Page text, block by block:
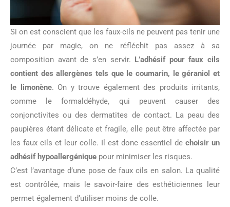
Si on est conscient que les faux-cils ne peuvent pas tenir une
journée par magie, on ne réfléchit pas assez à sa
composition avant de s’en servir. L’adhésif pour faux cils
contient des allergènes tels que le coumarin, le géraniol et
le limonène. On y trouve également des produits irritants,
comme le formaldéhyde, qui peuvent causer des
conjonctivites ou des dermatites de contact. La peau des
paupières étant délicate et fragile, elle peut être affectée par
les faux cils et leur colle. Il est donc essentiel de choisir un
adhésif hypoallergénique pour minimiser les risques.
C’est l’avantage d’une pose de faux cils en salon. La qualité
est contrôlée, mais le savoir-faire des esthéticiennes leur
permet également d’utiliser moins de colle.